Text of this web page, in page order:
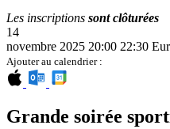
Les inscriptions sont clôturées
14
novembre 2025 20:00 22:30
Ajouter au calendrier :
Grande soirée